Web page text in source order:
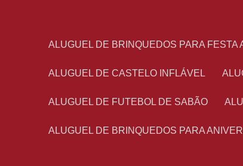
ALUGUEL DE BRINQUEDOS PARA FESTA
ALUGUEL DE CASTELO INFLÁVEL
ALUGUEL DE FUTEBOL DE SABÃO
ALUGUEL DE BRINQUEDOS PARA